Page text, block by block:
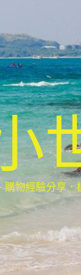
物經驗分享